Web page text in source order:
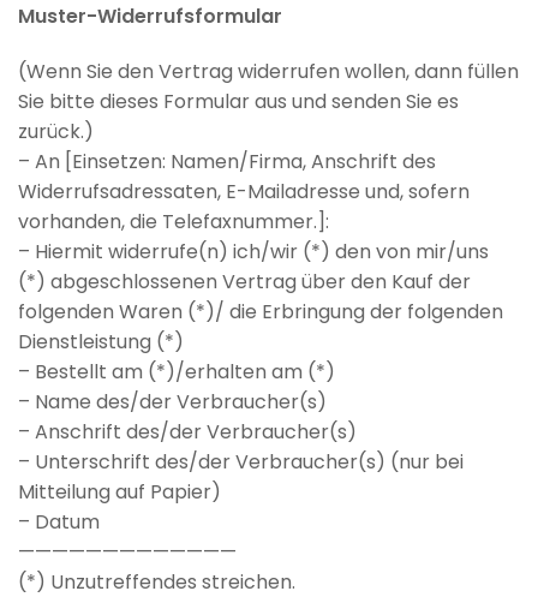
Muster-Widerrufsformular
(Wenn Sie den Vertrag widerrufen wollen, dann füllen
Sie bitte dieses Formular aus und senden Sie es
zurück.)
– An [Einsetzen: Namen/Firma, Anschrift des
Widerrufsadressaten, E-Mailadresse und, sofern
vorhanden, die Telefaxnummer.]:
– Hiermit widerrufe(n) ich/wir (*) den von mir/uns
(*) abgeschlossenen Vertrag über den Kauf der
folgenden Waren (*)/ die Erbringung der folgenden
Dienstleistung (*)
– Bestellt am (*)/erhalten am (*)
– Name des/der Verbraucher(s)
– Anschrift des/der Verbraucher(s)
– Unterschrift des/der Verbraucher(s) (nur bei
Mitteilung auf Papier)
– Datum
—————————————
(*) Unzutreffendes streichen.